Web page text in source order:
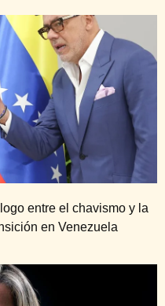
entre el chavismo y la
en Venezuela